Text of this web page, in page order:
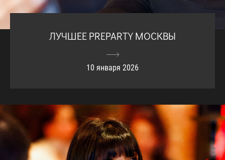
ЛУЧШЕЕ PREPARTY МОСКВЫ
10 января 2026